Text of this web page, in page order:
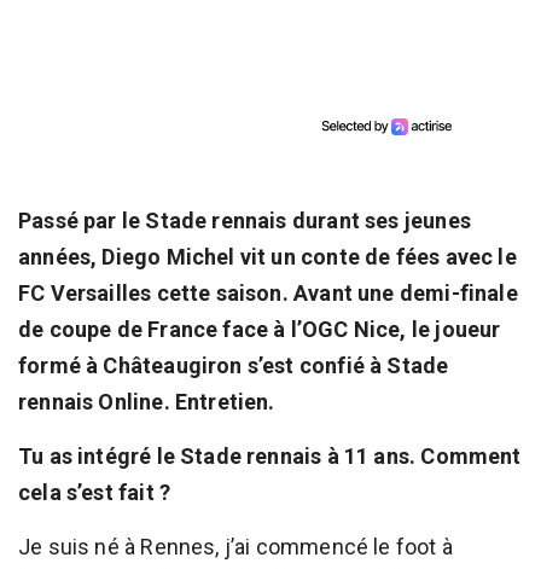
Passé par le Stade rennais durant ses jeunes
années, Diego Michel vit un conte de fées avec le
FC Versailles cette saison. Avant une demi-finale
de coupe de France face à l’OGC Nice, le joueur
formé à Châteaugiron s’est confié à Stade
rennais Online. Entretien.
Tu as intégré le Stade rennais à 11 ans. Comment
cela s’est fait ?
Je suis né à Rennes, j’ai commencé le foot à